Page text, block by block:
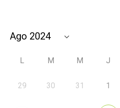
L M M J
29 30 31 1